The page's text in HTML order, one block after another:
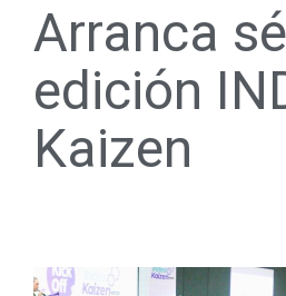
Arranca
edición
Kaizen